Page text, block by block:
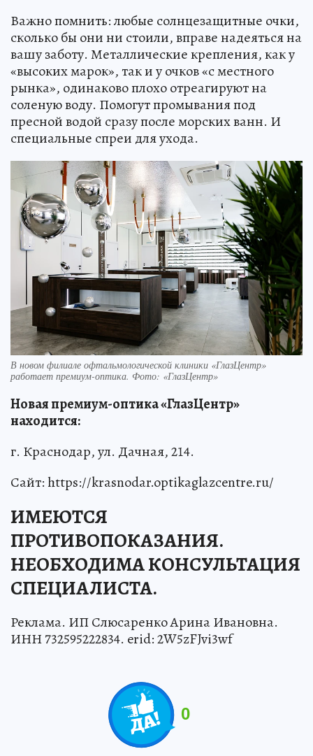
Важно помнить: любые солнцезащитные очки,
сколько бы они ни стоили, вправе надеяться на
вашу заботу. Металлические крепления, как у
«высоких марок», так и у очков «с местного
рынка», одинаково плохо отреагируют на
соленую воду. Помогут промывания под
пресной водой сразу после морских ванн. И
специальные спреи для ухода.
В новом филиале офтальмологической клиники «ГлазЦентр»
работает премиум-оптика. Фото: «ГлазЦентр»
Новая премиум-оптика «ГлазЦентр»
находится:
г. Краснодар, ул. Дачная, 214.
Сайт: https://krasnodar.optikaglazcentre.ru/
ИМЕЮТСЯ
ПРОТИВОПОКАЗАНИЯ.
НЕОБХОДИМА КОНСУЛЬТАЦИЯ
СПЕЦИАЛИСТА.
Реклама. ИП Слюсаренко Арина Ивановна.
ИНН 732595222834. erid: 2W5zFJvi3wf
0